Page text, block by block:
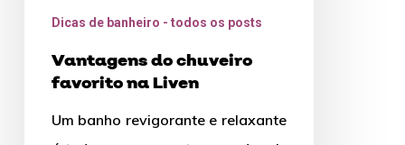
Dicas de banheiro - todos os posts
Vantagens do chuveiro
favorito na Liven
Um banho revigorante e relaxante